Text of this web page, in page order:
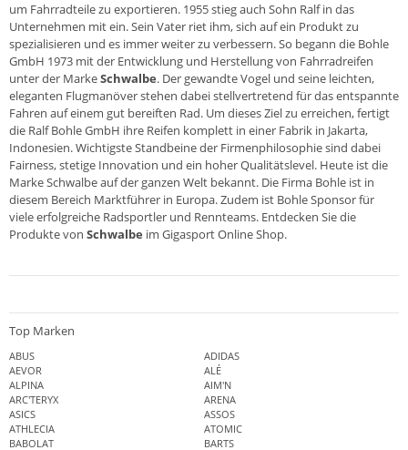
um Fahrradteile zu exportieren. 1955 stieg auch Sohn Ralf in das
Unternehmen mit ein. Sein Vater riet ihm, sich auf ein Produkt zu
spezialisieren und es immer weiter zu verbessern. So begann die Bohle
GmbH 1973 mit der Entwicklung und Herstellung von Fahrradreifen
unter der MarkeSchwalbe. Der gewandte Vogel und seine leichten,
eleganten Flugmanöver stehen dabei stellvertretend für das entspannte
Fahren auf einem gut bereiften Rad. Um dieses Ziel zu erreichen, fertigt
die Ralf Bohle GmbH ihre Reifen komplett in einer Fabrik in Jakarta,
Indonesien. Wichtigste Standbeine der Firmenphilosophie sind dabei
Fairness, stetige Innovation und ein hoher Qualitätslevel. Heute ist die
Marke Schwalbe auf der ganzen Welt bekannt. Die Firma Bohle ist in
diesem Bereich Marktführer in Europa. Zudem ist Bohle Sponsor für
viele erfolgreiche Radsportler und Rennteams. Entdecken Sie die
Produkte von Schwalbe im Gigasport Online Shop.
Top Marken
ABUS
ADIDAS
AEVOR
ALÉ
ALPINA
AIM'N
ARC'TERYX
ARENA
ASICS
ASSOS
ATHLECIA
ATOMIC
BABOLAT
BARTS